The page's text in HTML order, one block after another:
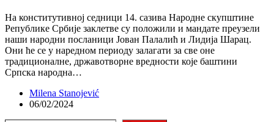
На конститутивној седници 14. сазива Народне скупштине
Републике Србије заклетве су положили и мандате преузели
наши народни посланици Јован Палалић и Лидија Шарац.
Они ће се у наредном периоду залагати за све оне
традиционалне, државотворне вредности које баштини
Српска народна…
Milena Stanojević
06/02/2024